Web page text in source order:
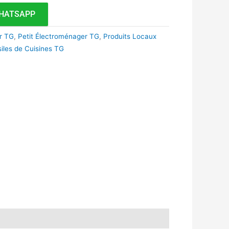
TG, Petit Électroménager TG, Produits Locaux
de Cuisines TG